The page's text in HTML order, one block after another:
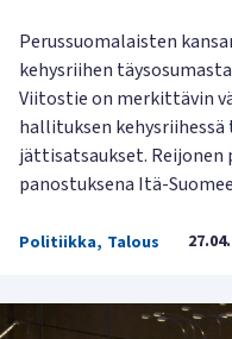
Perussuomalaisten
kehysriihen
Viitostie on merkittävin
hallituksen
jättisatsaukset.
panostuksena Itä-
Politiikka, Talous